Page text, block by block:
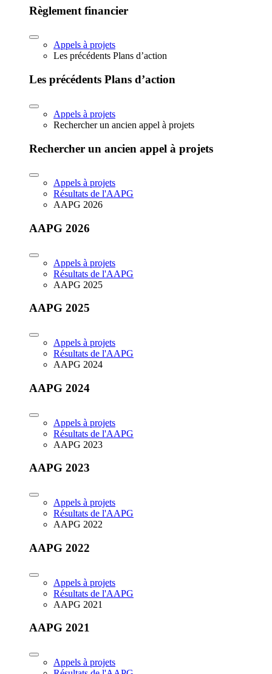
Règlement financier
Appels à projets
Les précédents Plans d’action
Les précédents Plans d’action
Appels à projets
Rechercher un ancien appel à projets
Rechercher un ancien appel à projets
Appels à projets
Résultats de l'AAPG
AAPG 2026
AAPG 2026
Appels à projets
Résultats de l'AAPG
AAPG 2025
AAPG 2025
Appels à projets
Résultats de l'AAPG
AAPG 2024
AAPG 2024
Appels à projets
Résultats de l'AAPG
AAPG 2023
AAPG 2023
Appels à projets
Résultats de l'AAPG
AAPG 2022
AAPG 2022
Appels à projets
Résultats de l'AAPG
AAPG 2021
AAPG 2021
Appels à projets